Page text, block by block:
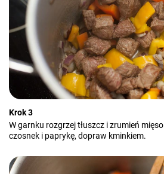
Krok 3
W garnku rozgrzej tłuszcz i zrumień
czosnek i paprykę, dopraw kminkiem.